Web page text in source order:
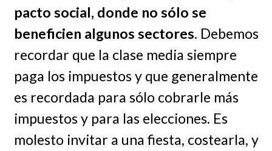
pacto social, donde no sólo se
beneficien algunos sectores. Debemos
recordar que la clase media siempre
paga los impuestos y que generalmente
es recordada para sólo cobrarle más
impuestos y para las elecciones. Es
molesto invitar a una fiesta, costearla, y